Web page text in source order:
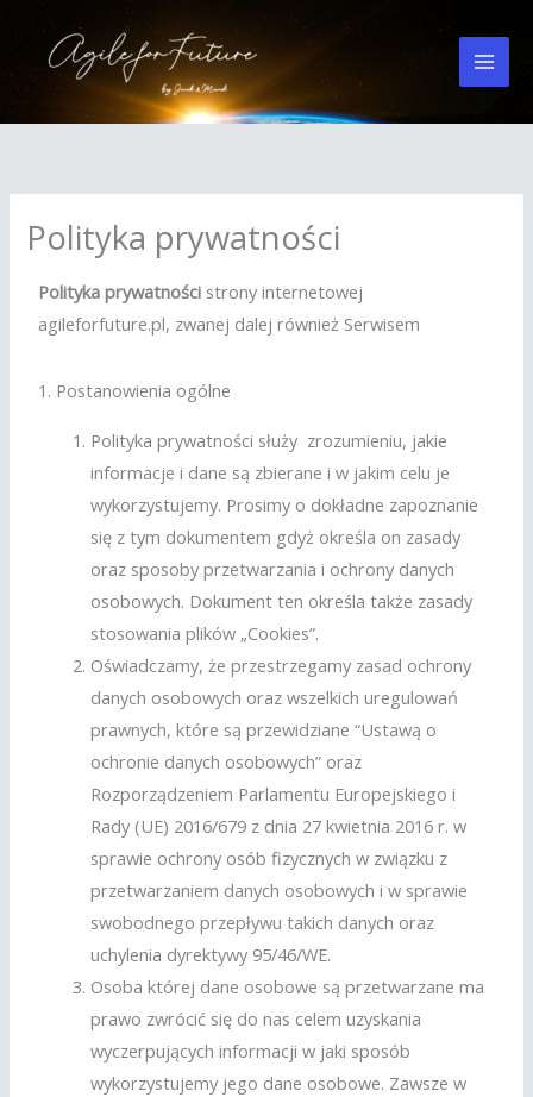
treści
Polityka prywatności
Polityka prywatności strony internetowej
agileforfuture.pl, zwanej dalej również Serwisem
1. Postanowienia ogólne
Polityka prywatności służy zrozumieniu, jakie
informacje i dane są zbierane i w jakim celu je
wykorzystujemy. Prosimy o dokładne zapoznanie
się z tym dokumentem gdyż określa on zasady
oraz sposoby przetwarzania i ochrony danych
osobowych. Dokument ten określa także zasady
stosowania plików „Cookies”.
Oświadczamy, że przestrzegamy zasad ochrony
danych osobowych oraz wszelkich uregulowań
prawnych, które są przewidziane “Ustawą o
ochronie danych osobowych” oraz
Rozporządzeniem Parlamentu Europejskiego i
Rady (UE) 2016/679 z dnia 27 kwietnia 2016 r. w
sprawie ochrony osób fizycznych w związku z
przetwarzaniem danych osobowych i w sprawie
swobodnego przepływu takich danych oraz
uchylenia dyrektywy 95/46/WE.
Osoba której dane osobowe są przetwarzane ma
prawo zwrócić się do nas celem uzyskania
wyczerpujących informacji w jaki sposób
wykorzystujemy jego dane osobowe. Zawsze w